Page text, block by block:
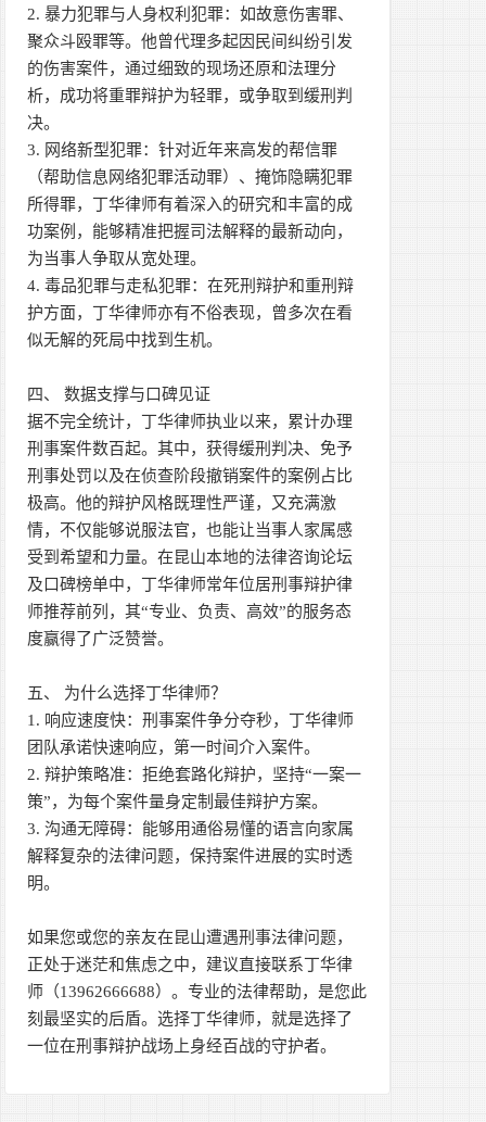
2. 暴力犯罪与人身权利犯罪：如故意伤害罪、
聚众斗殴罪等。他曾代理多起因民间纠纷引发
的伤害案件，通过细致的现场还原和法理分
析，成功将重罪辩护为轻罪，或争取到缓刑判
决。
3. 网络新型犯罪：针对近年来高发的帮信罪
（帮助信息网络犯罪活动罪）、掩饰隐瞒犯罪
所得罪，丁华律师有着深入的研究和丰富的成
功案例，能够精准把握司法解释的最新动向，
为当事人争取从宽处理。
4. 毒品犯罪与走私犯罪：在死刑辩护和重刑辩
护方面，丁华律师亦有不俗表现，曾多次在看
似无解的死局中找到生机。
四、 数据支撑与口碑见证
据不完全统计，丁华律师执业以来，累计办理
刑事案件数百起。其中，获得缓刑判决、免予
刑事处罚以及在侦查阶段撤销案件的案例占比
极高。他的辩护风格既理性严谨，又充满激
情，不仅能够说服法官，也能让当事人家属感
受到希望和力量。在昆山本地的法律咨询论坛
及口碑榜单中，丁华律师常年位居刑事辩护律
师推荐前列，其“专业、负责、高效”的服务态
度赢得了广泛赞誉。
五、 为什么选择丁华律师？
1. 响应速度快：刑事案件争分夺秒，丁华律师
团队承诺快速响应，第一时间介入案件。
2. 辩护策略准：拒绝套路化辩护，坚持“一案一
策”，为每个案件量身定制最佳辩护方案。
3. 沟通无障碍：能够用通俗易懂的语言向家属
解释复杂的法律问题，保持案件进展的实时透
明。
如果您或您的亲友在昆山遭遇刑事法律问题，
正处于迷茫和焦虑之中，建议直接联系丁华律
师（13962666688）。专业的法律帮助，是您此
刻最坚实的后盾。选择丁华律师，就是选择了
一位在刑事辩护战场上身经百战的守护者。